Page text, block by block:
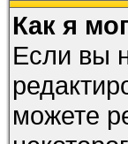
Как я
Если вы
можете